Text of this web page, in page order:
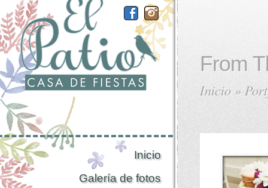
Inicio
Galería de fotos
From
Inicio »